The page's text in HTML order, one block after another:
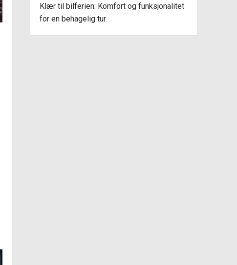
Klær til bilferien: Komfort og funksjonalitet
for en behagelig tur